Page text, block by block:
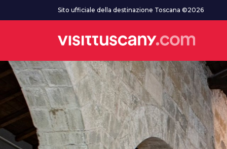
Vai al contenuto principaleSito ufficiale della destinazione Toscana ©2026